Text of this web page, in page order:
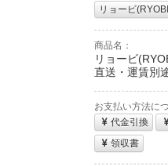
リョービ
商品名：
リョービ
直送・運賃別途
お支払い方法に
代金引換
領収書